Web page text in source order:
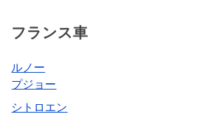
フランス車
ルノー
プジョー
シトロエン